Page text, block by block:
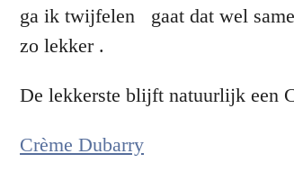
ga ik twijfelen gaat dat wel
zo lekker .
De lekkerste blijft natuurlijk een
Crème Dubarry